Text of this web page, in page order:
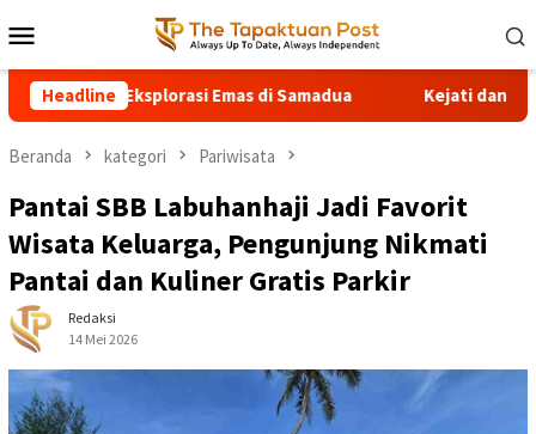
ke
kontenMobile
Headline
Tetap Eksplorasi Emas di Samadua Kejati dan Polda
Beranda kategori Pariwisata
Pantai SBB Labuhanhaji Jadi Favorit
Wisata Keluarga, Pengunjung Nikmati
Pantai dan Kuliner Gratis Parkir
Redaksi
14 Mei 2026